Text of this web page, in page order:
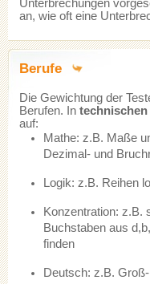
Unterbrechungen
an, wie oft eine
Berufe
Die Gewichtung der
Berufen. In
auf:
Mathe: z.B. Maße
Dezimal- und
Logik: z.B. Reihen
Konzentration: z.B.
Buchstaben aus
finden
Deutsch: z.B.